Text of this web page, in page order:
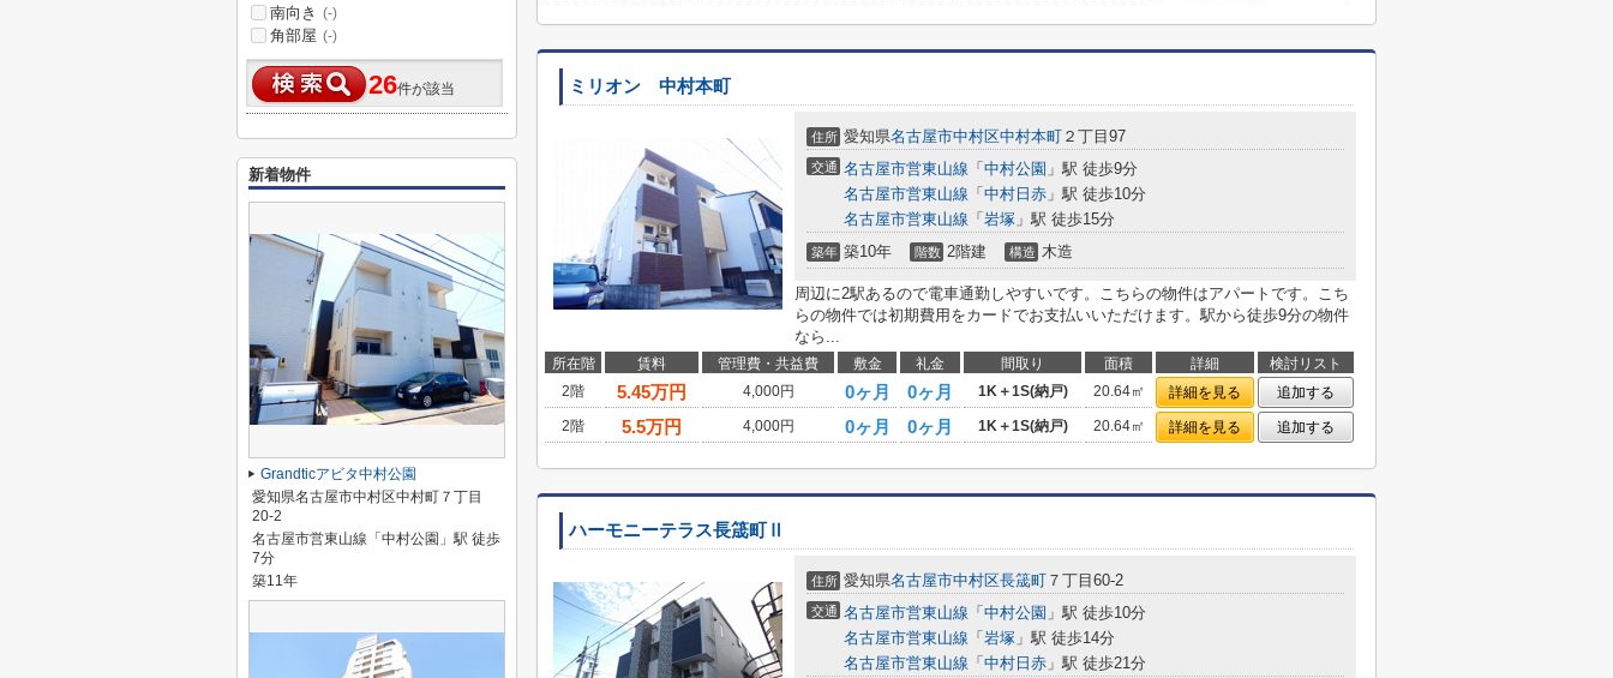
ミリオン 中村本町
住所 愛知県名古屋市中村区中村本町 ２丁目97
交通 名古屋市営東山線 「 中村公園 」駅 徒歩9分
名古屋市営東山線 「 中村日赤 」駅 徒歩10分
名古屋市営東山線 「 岩塚 」駅 徒歩15分
築年 築10年 階数 2階建 構造 木造
周辺に2駅あるので電車通勤しやすいです。こちらの物件はアパートです。こち
らの物件では初期費用をカードでお支払いいただけます。駅から徒歩9分の物件
なら...
所在階 賃料 管理費・共益費 敷金 礼金 間取り 面積 詳細
検討リスト
2階
5.45万円 4,000円 0ヶ月 0ヶ月 1K＋1S(納戸) 20.64㎡ 詳細を見る
追加する
2階
5.5万円 4,000円 0ヶ月 0ヶ月 1K＋1S(納戸) 20.64㎡ 詳細を見る 追加する
ハーモニーテラス長筬町Ⅱ
住所 愛知県名古屋市中村区長筬町 ７丁目60-2
交通 名古屋市営東山線 「 中村公園 」駅 徒歩10分
名古屋市営東山線 「 岩塚 」駅 徒歩14分
名古屋市営東山線 「 中村日赤 」駅 徒歩21分
南向き (-)
角部屋 (-)
26件が該当
新着物件
Grandticアビタ中村公園
愛知県名古屋市中村区中村町７丁目
20-2
名古屋市営東山線「中村公園」駅 徒歩
7分
築11年